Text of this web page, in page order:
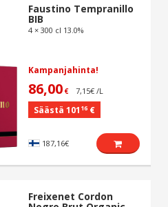
Faustino Tempranillo
BIB
4 × 300 cl 13.0%
Kampanjahinta!
86,00 € 7,15€ /L
Säästä 101 16 €
187,16€
Freixenet Cordon